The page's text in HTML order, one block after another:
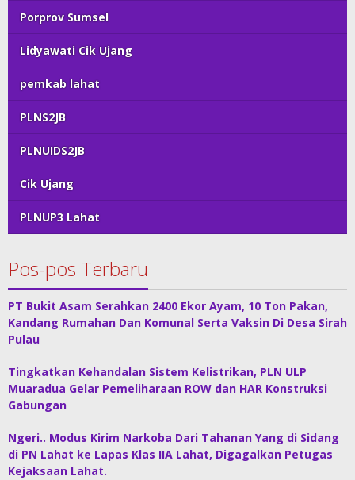
Porprov Sumsel
Lidyawati Cik Ujang
pemkab lahat
PLNS2JB
PLNUIDS2JB
Cik Ujang
PLNUP3 Lahat
Pos-pos Terbaru
PT Bukit Asam Serahkan 2400 Ekor Ayam, 10 Ton Pakan,
Kandang Rumahan Dan Komunal Serta Vaksin Di Desa Sirah
Pulau
Tingkatkan Kehandalan Sistem Kelistrikan, PLN ULP
Muaradua Gelar Pemeliharaan ROW dan HAR Konstruksi
Gabungan
Ngeri.. Modus Kirim Narkoba Dari Tahanan Yang di Sidang
di PN Lahat ke Lapas Klas IIA Lahat, Digagalkan Petugas
Kejaksaan Lahat.